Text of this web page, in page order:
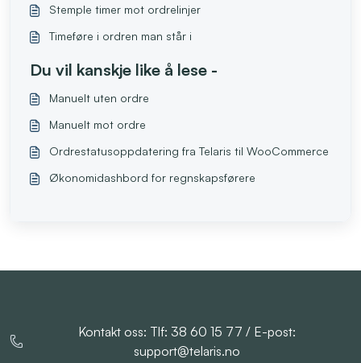
Stemple timer mot ordrelinjer
Timeføre i ordren man står i
Du vil kanskje like å lese -
Manuelt uten ordre
Manuelt mot ordre
Ordrestatusoppdatering fra Telaris til WooCommerce
Økonomidashbord for regnskapsførere
Kontakt oss: Tlf: 38 60 15 77 / E-post:
support@telaris.no